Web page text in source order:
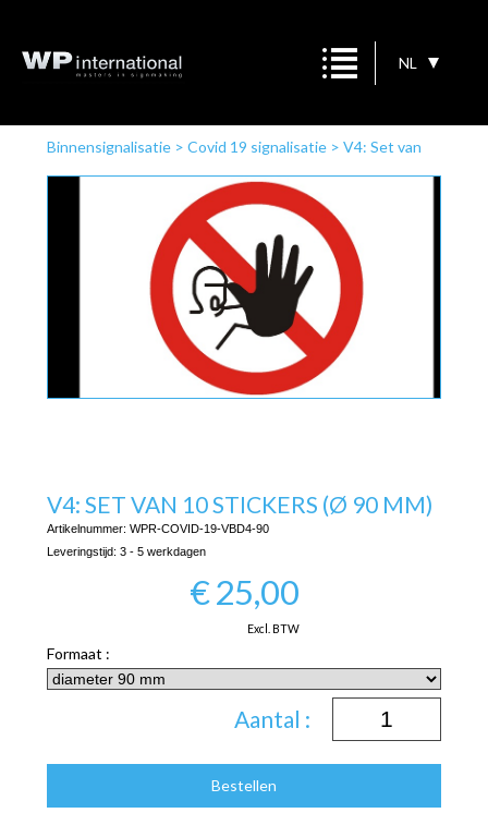
NL
Binnensignalisatie> Covid 19 signalisatie > V4: Set van
V4: SET VAN 10 STICKERS (Ø 90 MM)
Artikelnummer: WPR-COVID-19-VBD4-90
Leveringstijd: 3 - 5 werkdagen
€25,00
Excl. BTW
Formaat :
Aantal :
Bestellen